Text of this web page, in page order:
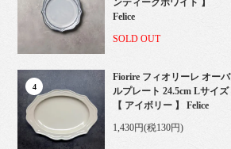
ンティークホワイト 】
Felice
SOLD OUT
4
Fiorire フィオリーレ オーバ
ルプレート 24.5cm Lサイズ
【 アイボリー 】 Felice
1,430円(税130円)